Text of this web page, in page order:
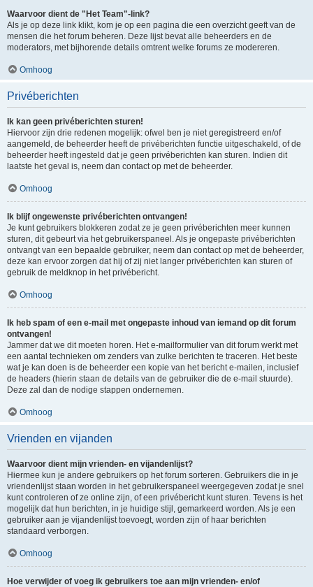
Waarvoor dient de "Het Team"-link?
Als je op deze link klikt, kom je op een pagina die een overzicht geeft van de
mensen die het forum beheren. Deze lijst bevat alle beheerders en de
moderators, met bijhorende details omtrent welke forums ze modereren.
Omhoog
Privéberichten
Ik kan geen privéberichten sturen!
Hiervoor zijn drie redenen mogelijk: ofwel ben je niet geregistreerd en/of
aangemeld, de beheerder heeft de privéberichten functie uitgeschakeld, of de
beheerder heeft ingesteld dat je geen privéberichten kan sturen. Indien dit
laatste het geval is, neem dan contact op met de beheerder.
Omhoog
Ik blijf ongewenste privéberichten ontvangen!
Je kunt gebruikers blokkeren zodat ze je geen privéberichten meer kunnen
sturen, dit gebeurt via het gebruikerspaneel. Als je ongepaste privéberichten
ontvangt van een bepaalde gebruiker, neem dan contact op met de beheerder,
deze kan ervoor zorgen dat hij of zij niet langer privéberichten kan sturen of
gebruik de meldknop in het privébericht.
Omhoog
Ik heb spam of een e-mail met ongepaste inhoud van iemand op dit forum
ontvangen!
Jammer dat we dit moeten horen. Het e-mailformulier van dit forum werkt met
een aantal technieken om zenders van zulke berichten te traceren. Het beste
wat je kan doen is de beheerder een kopie van het bericht e-mailen, inclusief
de headers (hierin staan de details van de gebruiker die de e-mail stuurde).
Deze zal dan de nodige stappen ondernemen.
Omhoog
Vrienden en vijanden
Waarvoor dient mijn vrienden- en vijandenlijst?
Hiermee kun je andere gebruikers op het forum sorteren. Gebruikers die in je
vriendenlijst staan worden in het gebruikerspaneel weergegeven zodat je snel
kunt controleren of ze online zijn, of een privébericht kunt sturen. Tevens is het
mogelijk dat hun berichten, in je huidige stijl, gemarkeerd worden. Als je een
gebruiker aan je vijandenlijst toevoegt, worden zijn of haar berichten
standaard verborgen.
Omhoog
Hoe verwijder of voeg ik gebruikers toe aan mijn vrienden- en/of